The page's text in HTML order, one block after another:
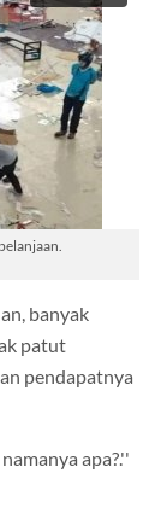
banyak
patut
pendapatnya
apa?.''